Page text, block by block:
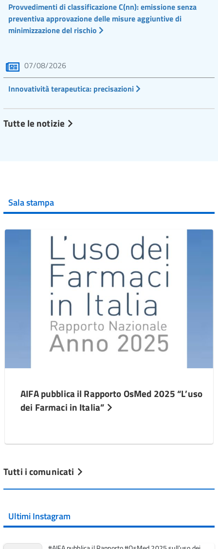
Provvedimenti di classificazione C(nn): emissione senza
preventiva approvazione delle misure aggiuntive di
minimizzazione del rischio
07/08/2026
Innovatività terapeutica: precisazioni
Tutte le notizie
Sala stampa
AIFA pubblica il Rapporto OsMed 2025 “L’uso
dei Farmaci in Italia”
Tutti i comunicati
Ultimi Instagram